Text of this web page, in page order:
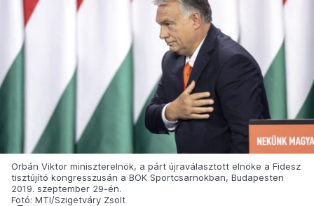
Orbán Viktor miniszterelnök, a párt újraválasztott elnöke a Fidesz
tisztújító kongresszusán a BOK Sportcsarnokban, Budapesten
2019. szeptember 29-én.
Fotó: MTI/Szigetváry Zsolt